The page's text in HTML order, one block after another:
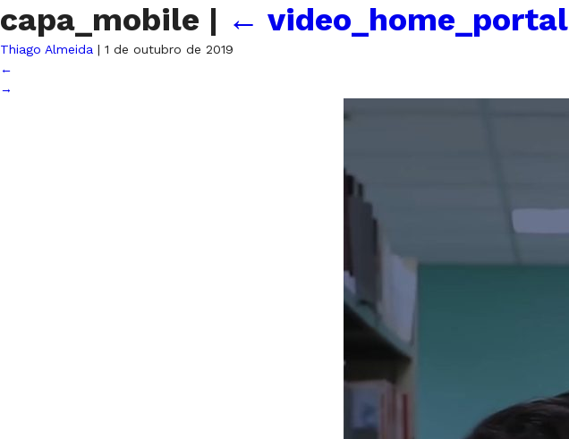
capa_mobile | ← video_home_portal
Thiago Almeida | 1 de outubro de 2019
←
→